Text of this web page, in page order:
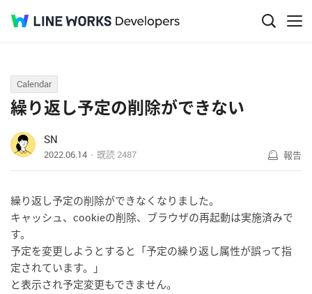
Q&A
Calendar
繰り返し予定の削除ができない
SN
2022.06.14 既読2487 報告
繰り返し予定の削除ができなくなりました。
キャッシュ、cookieの削除、ブラウザの再起動は実施済みで
す。
予定を変更しようとすると「予定の繰り返し属性が誤って指
定されています。」
と表示され予定変更もできません。